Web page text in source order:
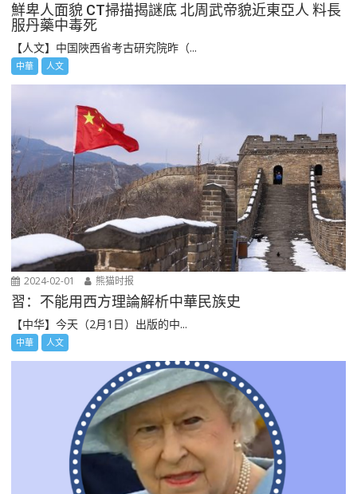
鮮卑人面貌 CT掃描揭謎底 北周武帝貌近東亞人 料長
服丹藥中毒死
【人文】中国陜西省考古研究院昨（...
中華 人文
2024-02-01 熊猫时报
習：不能用西方理論解析中華民族史
【中华】今天（2月1日）出版的中...
中華 人文